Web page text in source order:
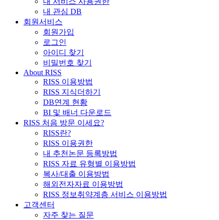
내 관심 DB
회원서비스
회원가입
로그인
아이디 찾기
비밀번호 찾기
About RISS
RISS 이용방법
RISS 지식더하기
DB연계 현황
BI 및 배너 다운로드
RISS 처음 방문 이세요?
RISS란?
RISS 이용권한
내 추천논문 등록방법
RISS 자료 유형별 이용방법
복사/대출 이용방법
해외전자자료 이용방법
RISS 정보취약계층 서비스 이용방법
고객센터
자주 찾는 질문